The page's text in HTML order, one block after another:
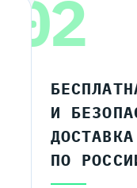
02
И
ДОСТАВКА
ПО